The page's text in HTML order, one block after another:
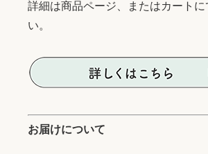
詳細は商品ページ、またはカートに
い。
お届けについて